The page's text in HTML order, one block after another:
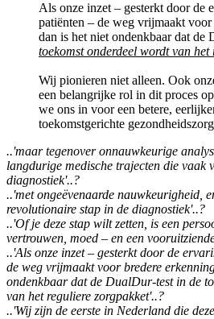
Als onze inzet – gesterkt door de
patiënten – de weg vrijmaakt
dan is het niet ondenkbaar dat de
toekomst onderdeel wordt van het
Wij pionieren niet alleen. Ook
een belangrijke rol in dit proces
we ons in voor een betere,
toekomstgerichte
..'maar tegenover onnauwkeurige
langdurige medische trajecten die vaak
diagnostiek'..?
..'met ongeëvenaarde nauwkeurigheid,
revolutionaire stap in de diagnostiek'..?
..'Of je deze stap wilt zetten, is een
vertrouwen, moed – en een
..'Als onze inzet – gesterkt door de
de weg vrijmaakt voor bredere
ondenkbaar dat de DualDur-test in de
van het reguliere zorgpakket'..?
..'Wij zijn de eerste in Nederland die